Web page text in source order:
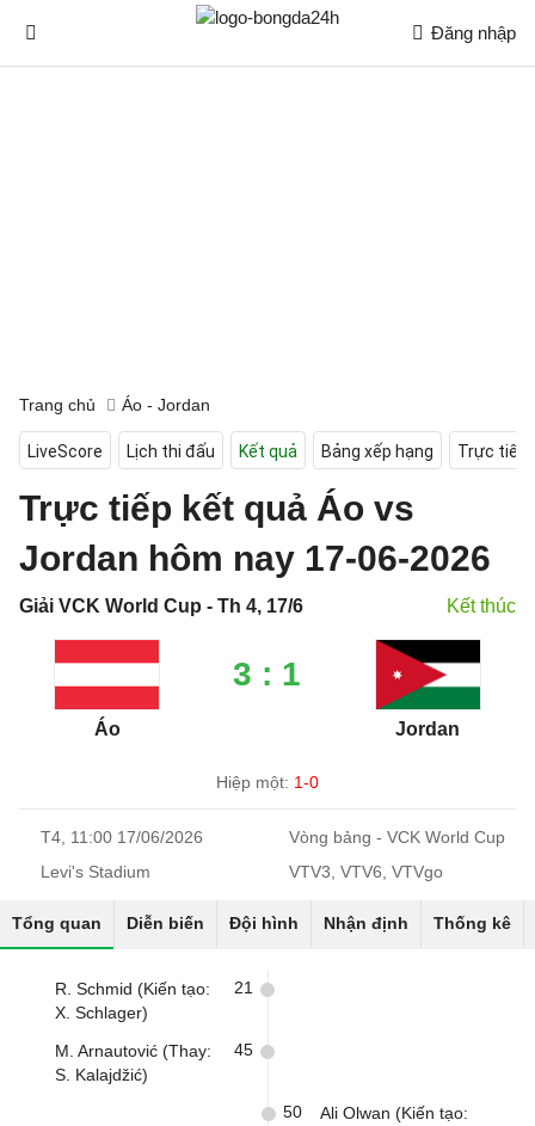
Đăng nhập
Trang chủ Áo - Jordan
LiveScore Lịch thi đấu Kết quả Bảng xếp hạng Trực tiếp
Trực tiếp kết quả Áo vs
Jordan hôm nay 17-06-2026
Giải VCK World Cup - Th 4, 17/6 Kết thúc
Áo
3 : 1
Jordan
Hiệp một: 1-0
T4, 11:00 17/06/2026
Vòng bảng - VCK World Cup
Levi's Stadium
VTV3, VTV6, VTVgo
Tổng quan Diễn biến Đội hình Nhận định Thống kê
R. Schmid (Kiến tạo:
X. Schlager)
21
M. Arnautović (Thay:
S. Kalajdžić)
45
Ali Olwan (Kiến tạo:
50